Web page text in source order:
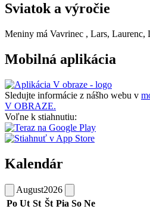
Sviatok a výročie
Meniny má Vavrinec , Lars, Laurenc,
Mobilná aplikácia
Sledujte informácie z nášho webu v
V OBRAZE.
Voľne k stiahnutiu:
Kalendár
August2026
Po Ut St Št Pia So Ne